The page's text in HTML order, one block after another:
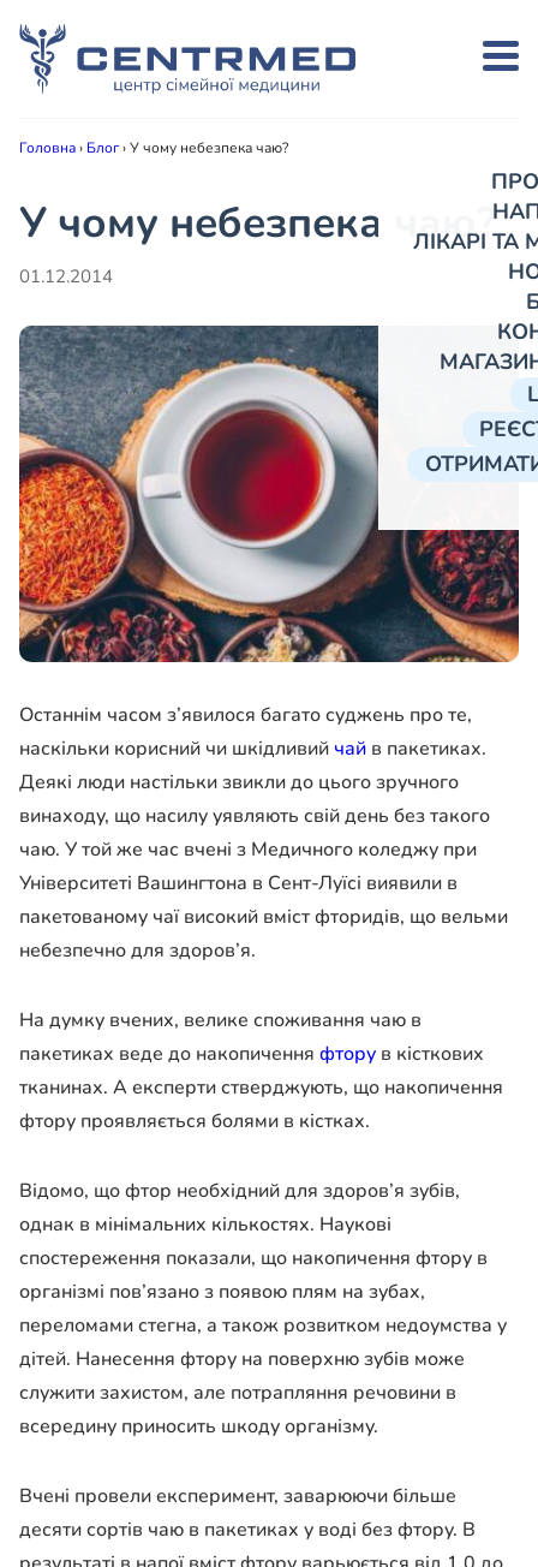
ЛІКАРІ
Головна› Блог›У чому небезпека чаю?
У чому небезпека чаю?
01.12.2014
Останнім часом з’явилося багато суджень про те,
наскільки корисний чи шкідливий чай в пакетиках.
Деякі люди настільки звикли до цього зручного
винаходу, що насилу уявляють свій день без такого
чаю. У той же час вчені з Медичного коледжу при
Університеті Вашингтона в Сент-Луїсі виявили в
пакетованому чаї високий вміст фторидів, що вельми
небезпечно для здоров’я.
На думку вчених, велике споживання чаю в
пакетиках веде до накопичення фтору в кісткових
тканинах. А експерти стверджують, що накопичення
фтору проявляється болями в кістках.
Відомо, що фтор необхідний для здоров’я зубів,
однак в мінімальних кількостях. Наукові
спостереження показали, що накопичення фтору в
організмі пов’язано з появою плям на зубах,
переломами стегна, а також розвитком недоумства у
дітей. Нанесення фтору на поверхню зубів може
служити захистом, але потрапляння речовини в
всередину приносить шкоду організму.
Вчені провели експеримент, заварюючи більше
десяти сортів чаю в пакетиках у воді без фтору. В